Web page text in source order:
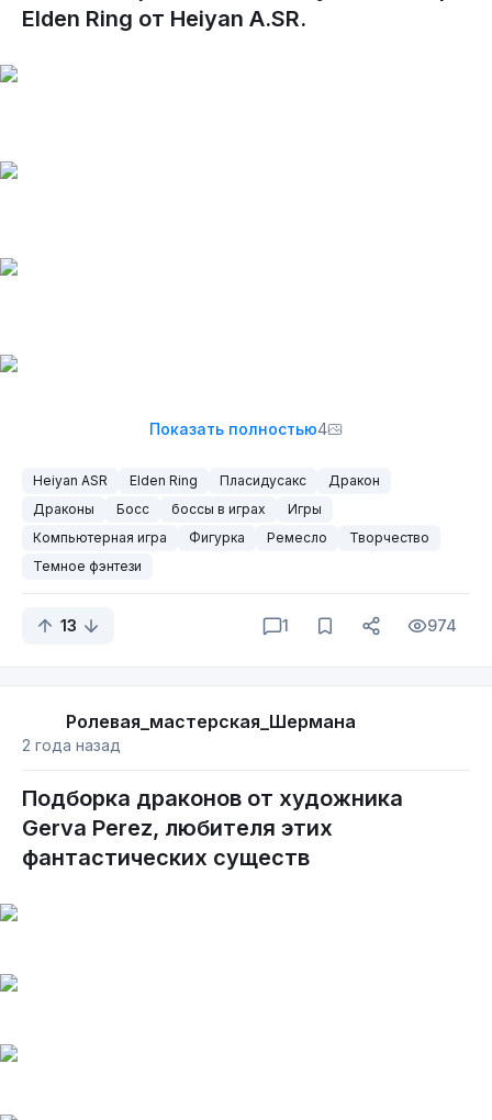
Elden Ring от Heiyan A.SR.
Показать полностью4
Heiyan ASR Elden Ring Пласидусакс
Дракон
Драконы
Босс боссы в играх
Игры
Компьютерная игра
Фигурка Ремесло
Творчество
Темное фэнтези
13 1 974
Ролевая_мастерская_Шермана
2 года назад
Подборка драконов от художника
Gerva Perez, любителя этих
фантастических существ